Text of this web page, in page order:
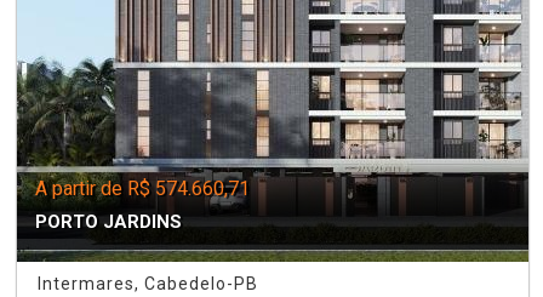
A partir de R$ 574.660,71
PORTO JARDINS
Intermares, Cabedelo-PB